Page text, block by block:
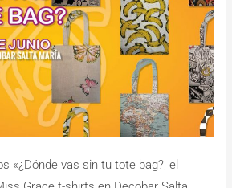
«¿Dónde vas sin tu tote bag?, el